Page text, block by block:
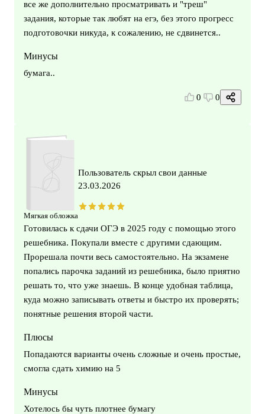
все же дополнительно просматривать и "треш"
задания, которые так любят на егэ, без этого прогресс
подготовочки никуда, к сожалению, не сдвинется..
Минусы
бумага..
0 0
Мягкая обложка
Пользователь скрыл свои данные
23.03.2026
Готовилась к сдачи ОГЭ в 2025 году с помощью этого
решебника. Покупали вместе с другими сдающим.
Прорешала почти весь самостоятельно. На экзамене
попались парочка заданий из решебника, было приятно
решать то, что уже знаешь. В конце удобная таблица,
куда можно записывать ответы и быстро их проверять;
понятные решения второй части.
Плюсы
Попадаются варианты очень сложные и очень простые,
смогла сдать химию на 5
Минусы
Хотелось бы чуть плотнее бумагу